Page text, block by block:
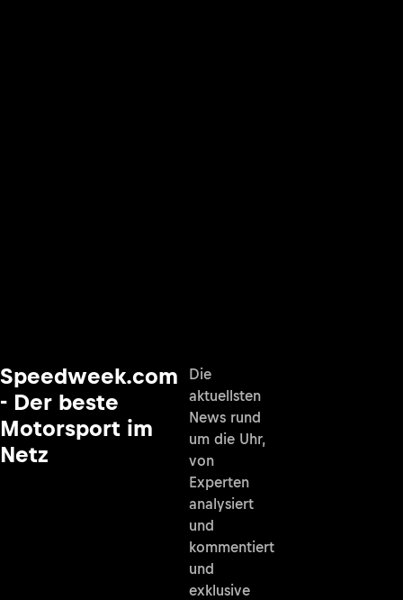
Speedweek.com
- Der beste
Motorsport im
Netz
Die
aktuellsten
News rund
um die Uhr,
von
Experten
analysiert
und
kommentiert
und
exklusive